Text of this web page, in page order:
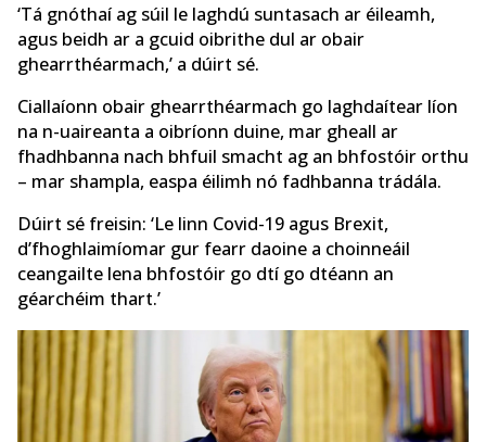
‘Tá gnóthaí ag súil le laghdú suntasach ar éileamh,
agus beidh ar a gcuid oibrithe dul ar obair
ghearrthéarmach,’ a dúirt sé.
Ciallaíonn obair ghearrthéarmach go laghdaítear líon
na n-uaireanta a oibríonn duine, mar gheall ar
fhadhbanna nach bhfuil smacht ag an bhfostóir orthu
– mar shampla, easpa éilimh nó fadhbanna trádála.
Dúirt sé freisin: ‘Le linn Covid-19 agus Brexit,
d’fhoghlaimíomar gur fearr daoine a choinneáil
ceangailte lena bhfostóir go dtí go dtéann an
géarchéim thart.’